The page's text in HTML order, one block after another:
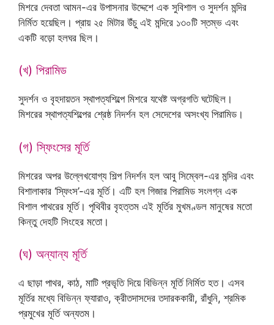
মিশরে দেবতা আমন-এর উপাসনার উদ্দেশে এক সুবিশাল ও সুদর্শন মন্দির
নির্মিত হয়েছিল। প্রায় ২৫ মিটার উঁচু এই মন্দিরে ১৩০টি স্তম্ভ এবং
একটি বড়ো হলঘর ছিল।
(খ) পিরামিড
সুদর্শন ও বৃহদায়তন স্থাপত্যশিল্পে মিশরে যথেষ্ট অগ্রগতি ঘটেছিল।
মিশরের স্থাপত্যশিল্পের শ্রেষ্ঠ নিদর্শন হল সেদেশের অসংখ্য পিরামিড।
(গ) স্ফিংসের মূর্তি
মিশরের অপর উল্লেখযোগ্য শিল্প নিদর্শন হল আবু সিম্বেল-এর মন্দির এবং
বিশালাকার ‘স্ফিংস’-এর মূর্তি। এটি হল গিজার পিরামিড সংলগ্ন এক
বিশাল পাথরের মূর্তি। পৃথিবীর বৃহত্তম এই মূর্তির মুখমণ্ডল মানুষের মতো
কিন্তু দেহটি সিংহের মতো।
(ঘ) অন্যান্য মূর্তি
এ ছাড়া পাথর, কাঠ, মাটি প্রভৃতি দিয়ে বিভিন্ন মূর্তি নির্মিত হত। এসব
মূর্তির মধ্যে বিভিন্ন ফ্যারাও, ক্রীতদাসদের তদারককারী, রাঁধুনি, শ্রমিক
প্রমুখের মূর্তি অন্যতম।